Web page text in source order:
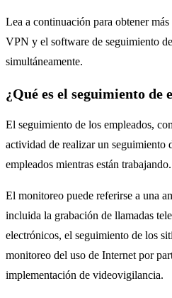
Lea a continuación para obtener
VPN y el software de seguimiento
simultáneamente.
¿Qué es el seguimiento de
El seguimiento de los empleados,
actividad de realizar un seguimiento
empleados mientras están trabajando.
El monitoreo puede referirse a una
incluida la grabación de llamadas
electrónicos, el seguimiento de los
monitoreo del uso de Internet por
implementación de videovigilancia.